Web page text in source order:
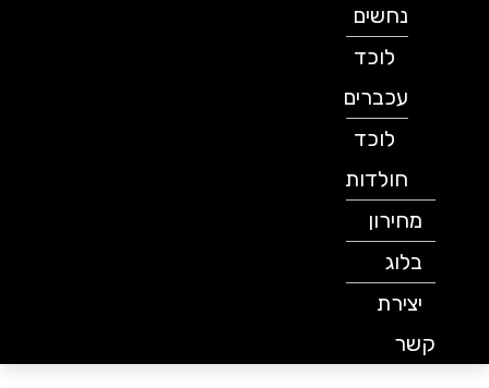
נחשים
לוכד
עכברים
לוכד
חולדות
מחירון
בלוג
יצירת
קשר